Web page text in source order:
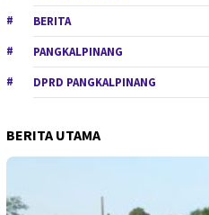
BERITA
PANGKALPINANG
DPRD PANGKALPINANG
BERITA UTAMA